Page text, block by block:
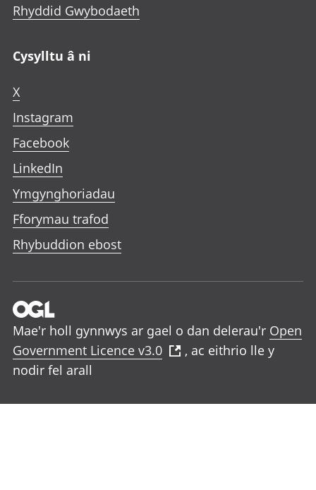
Rhyddid Gwybodaeth
Cysylltu â ni
X
Instagram
Facebook
LinkedIn
Ymgynghoriadau
Fforymau trafod
Rhybuddion ebost
Mae'r holl gynnwys ar gael o dan delerau'r Open
Government Licence v3.0
, ac eithrio lle y
nodir fel arall